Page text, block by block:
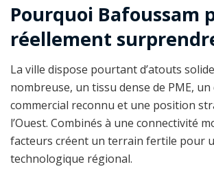
Pourquoi Bafoussam
réellement
La ville dispose pourtant d’atouts
nombreuse, un tissu dense de PME, un
commercial reconnu et une position
l’Ouest. Combinés à une connectivité
facteurs créent un terrain fertile pour
technologique régional.